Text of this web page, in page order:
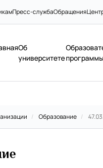
Пресс-службаОбращения
Об
университетепрограммы
/ Образование /